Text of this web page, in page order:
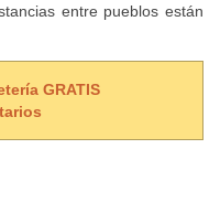
entre pueblos están
GRATIS